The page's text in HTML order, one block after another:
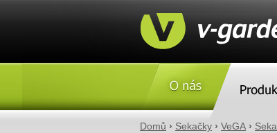
Domů › Sekačky › VeGA ›
O nás Produkty